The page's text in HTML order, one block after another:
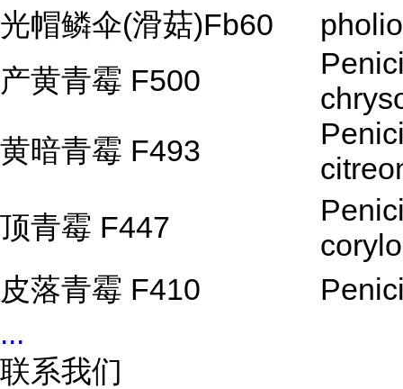
光帽鳞伞(滑菇)Fb60
产黄青霉 F500
黄暗青霉 F493
顶青霉 F447
皮落青霉 F410
...
联系我们